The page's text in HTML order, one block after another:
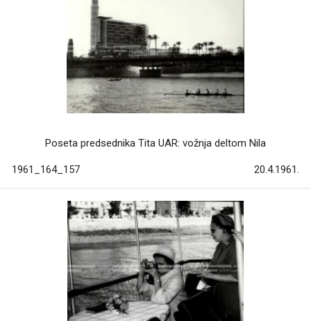
Poseta predsednika Tita UAR: vožnja deltom Nila
1961_164_157 20.4.1961.